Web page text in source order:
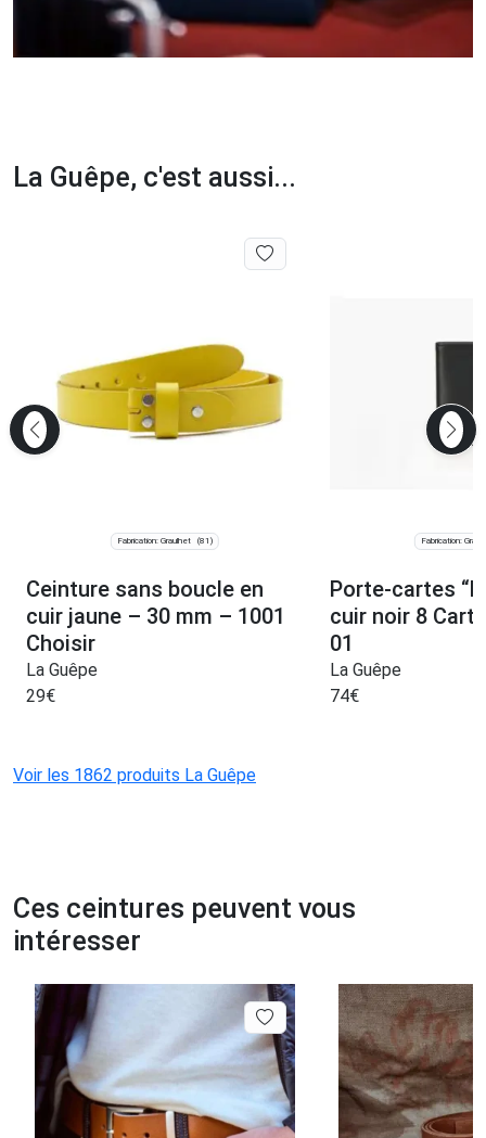
La Guêpe, c'est aussi...
Fabrication: Graulhet (81)
Ceinture sans boucle en
cuir jaune – 30 mm – 1001
Choisir
La Guêpe
29€
Fabrication:
Porte-cartes
cuir noir 8
01
La Guêpe
74€
Voir les 1862 produits La Guêpe
Ces ceintures peuvent vous
intéresser